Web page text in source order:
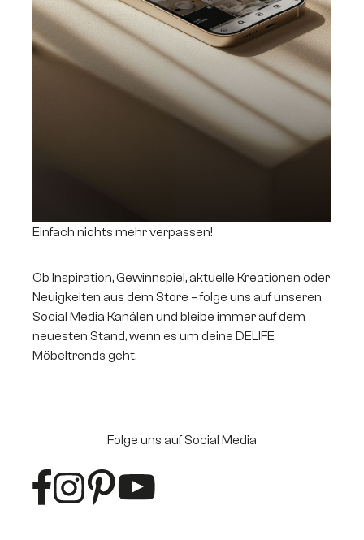
Einfach nichts mehr verpassen!
Ob Inspiration, Gewinnspiel, aktuelle Kreationen oder
Neuigkeiten aus dem Store – folge uns auf unseren
Social Media Kanälen und bleibe immer auf dem
neuesten Stand, wenn es um deine DELIFE
Möbeltrends geht.
Folge uns auf Social Media